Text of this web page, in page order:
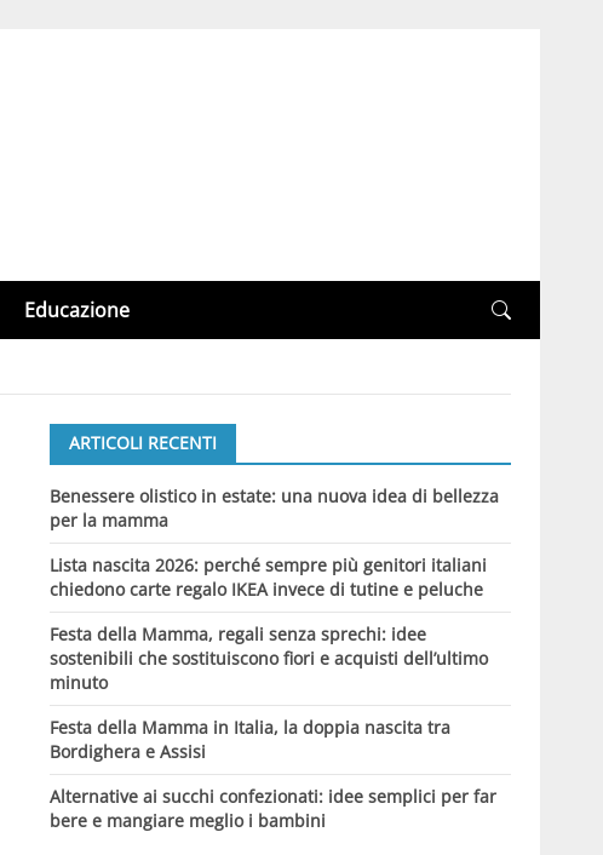
Educazione
ARTICOLI RECENTI
Benessere olistico in estate: una nuova idea di bellezza
per la mamma
Lista nascita 2026: perché sempre più genitori italiani
chiedono carte regalo IKEA invece di tutine e peluche
Festa della Mamma, regali senza sprechi: idee
sostenibili che sostituiscono fiori e acquisti dell’ultimo
minuto
Festa della Mamma in Italia, la doppia nascita tra
Bordighera e Assisi
Alternative ai succhi confezionati: idee semplici per far
bere e mangiare meglio i bambini